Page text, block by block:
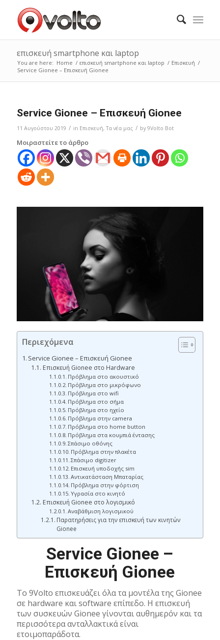
επισκευή smartphone και laptop
You are here: Home / επισκευή smartphone και laptop / Επισκευή /
Service Gionee – Επισκευή Gionee
Service Gionee – Επισκευή Gionee
11 Αυγούστου 2019 / in Επισκευή,Τα νέα μας / by 9Volto Bot
Μοιραστείτε το άρθρο
Περιεχόμενα
Service Gionee – Επισκευή Gionee
Επισκευή Gionee στο Hardware
Πρόβλημα στο ακουστικό
Πρόβλημα στο μικρόφωνο
Πρόβλημα στο wifi
Πρόβλημα στο σήμα
Πρόβλημα στο ηχείο
Πρόβλημα στην camera
Πρόβλημα στο home button
Πρόβλημα στα κουμπιά έντασης
Σπάσιμο οθόνης
Πρόβλημα στην πλακέτα
Σπάσιμο digitizer
Επισκευή υποδοχής sim
Αντικατάσταση Μπαταρίας
Πρόβλημα στην φόρτιση
Υγρασία στο κινητό
Επισκευή Gionee στο λογισμικό
Αναβάθμιση λογισμικού
Παρατηρήσεις για την επισκευή των κινητών
Gionee
Service Gionee –
Επισκευή Gionee
Το 9Volto επισκευάζει όλα τα μοντέλα της Gionee
σε hardware και software επίπεδο. Η επισκευή
των συσκευών Gionee γίνονται αυθημερόν και τα
περισσότερα ανταλλακτικά είναι
ετοιμοπαράδοτα.